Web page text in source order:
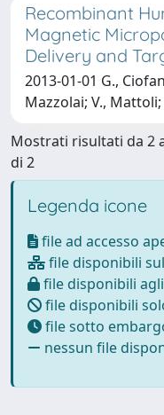
Recombinant
Magnetic
Delivery and
2013-01-01 G.,
Mazzolai; V.,
Mostrati risultati da 2
di 2
Legenda icone
file ad accesso
file disponibili
file disponibili
file disponibili
file sotto
nessun file